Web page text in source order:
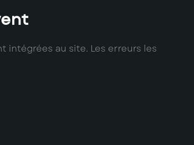
intégrées au site. Les erreurs les